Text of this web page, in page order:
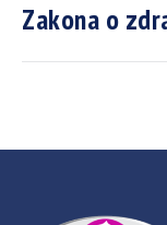
Zakona o